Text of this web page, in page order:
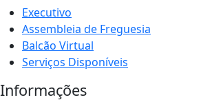
Executivo
Assembleia de Freguesia
Balcão Virtual
Serviços Disponíveis
Informações